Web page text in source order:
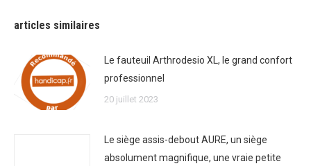
articles similaires
Le fauteuil Arthrodesio XL, le grand confort
professionnel
20 juillet 2023
Le siège assis-debout AURE, un siège
absolument magnifique, une vraie petite